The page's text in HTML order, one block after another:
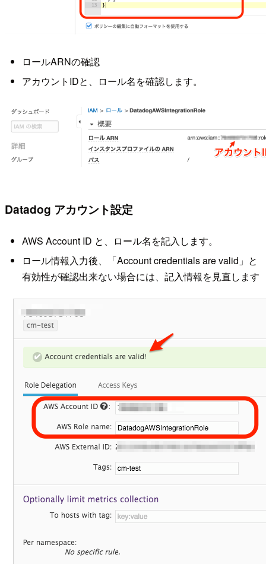
ロールARNの確認
アカウントIDと、ロール名を確認します。
Datadog アカウント設定
AWS Account ID と、ロール名を記入します。
ロール情報入力後、「Account credentials are valid」と
有効性が確認出来ない場合には、記入情報を見直します